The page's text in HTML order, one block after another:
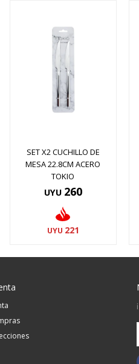
SET X2 CUCHILLO DE
MESA 22.8CM ACERO
TOKIO
UYU 260
UYU 221